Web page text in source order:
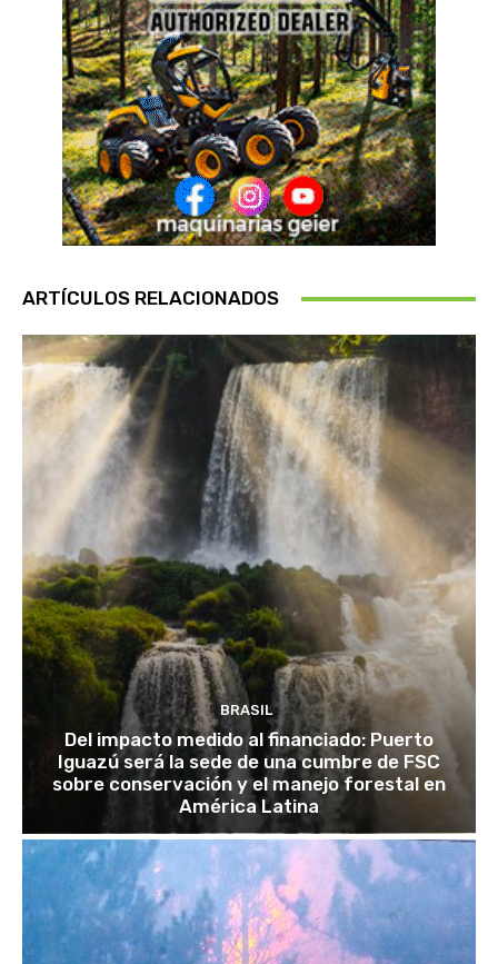
ARTÍCULOS RELACIONADOS
BRASIL
Del impacto medido al financiado: Puerto
Iguazú será la sede de una cumbre de FSC
sobre conservación y el manejo forestal en
América Latina